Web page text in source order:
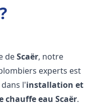
deScaër, notre
experts est
l'installation et
chauffe eau Scaër.